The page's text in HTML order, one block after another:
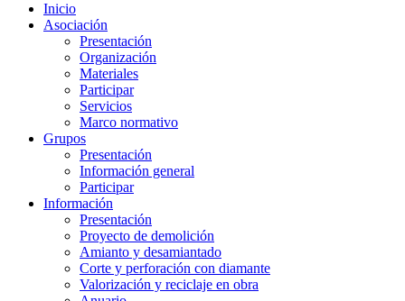
Inicio
Asociación
Presentación
Organización
Materiales
Participar
Servicios
Marco normativo
Grupos
Presentación
Información general
Participar
Información
Presentación
Proyecto de demolición
Amianto y desamiantado
Corte y perforación con diamante
Valorización y reciclaje en obra